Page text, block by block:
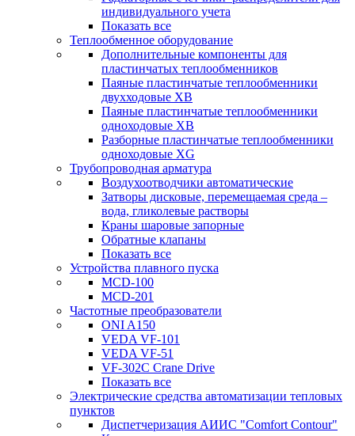
индивидуального учета
Показать все
Теплообменное оборудование
Дополнительные компоненты для
пластинчатых теплообменников
Паяные пластинчатые теплообменники
двухходовые XB
Паяные пластинчатые теплообменники
одноходовые ХВ
Разборные пластинчатые теплообменники
одноходовые ХG
Трубопроводная арматура
Воздухоотводчики автоматические
Затворы дисковые, перемещаемая среда –
вода, гликолевые растворы
Краны шаровые запорные
Обратные клапаны
Показать все
Устройства плавного пуска
MCD-100
MCD-201
Частотные преобразователи
ONI A150
VEDA VF-101
VEDA VF-51
VF-302C Crane Drive
Показать все
Электрические средства автоматизации тепловых
пунктов
Диспетчеризация АИИС "Comfort Contour"